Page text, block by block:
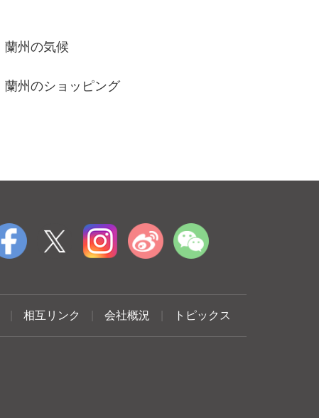
蘭州の気候
蘭州のショッピング
相互リンク 会社概況 トピックス